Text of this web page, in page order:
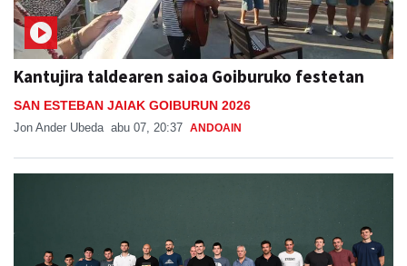
Kantujira taldearen saioa Goiburuko festetan
SAN ESTEBAN JAIAK GOIBURUN 2026
Jon Ander Ubeda abu 07, 20:37 ANDOAIN